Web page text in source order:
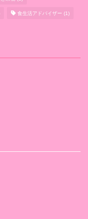
食生活アドバイザー (1)